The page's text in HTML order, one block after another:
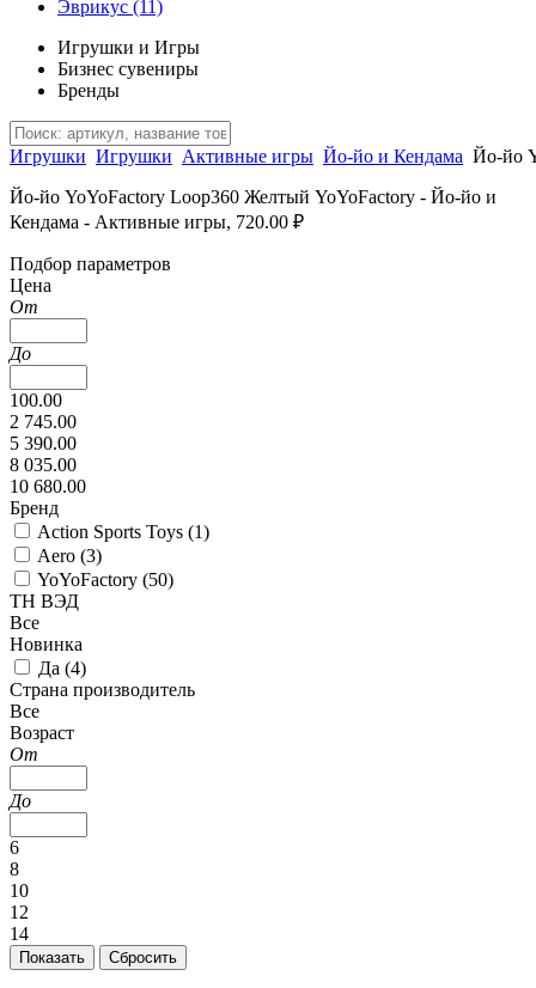
Эврикус (11)
Игрушки и Игры
Бизнес сувениры
Бренды
Игрушки Игрушки Активные игры Йо-йо и Кендама Йо-йо
Йо-йо YoYoFactory Loop360 Желтый YoYoFactory - Йо-йо и
Кендама - Активные игры, 720.00 ₽
Подбор параметров
Цена
От
До
100.00
2 745.00
5 390.00
8 035.00
10 680.00
Бренд
Action Sports Toys (1)
Aero (3)
YoYoFactory (50)
ТН ВЭД
Все
Новинка
Да (4)
Страна производитель
Все
Возраст
От
До
6
8
10
12
14